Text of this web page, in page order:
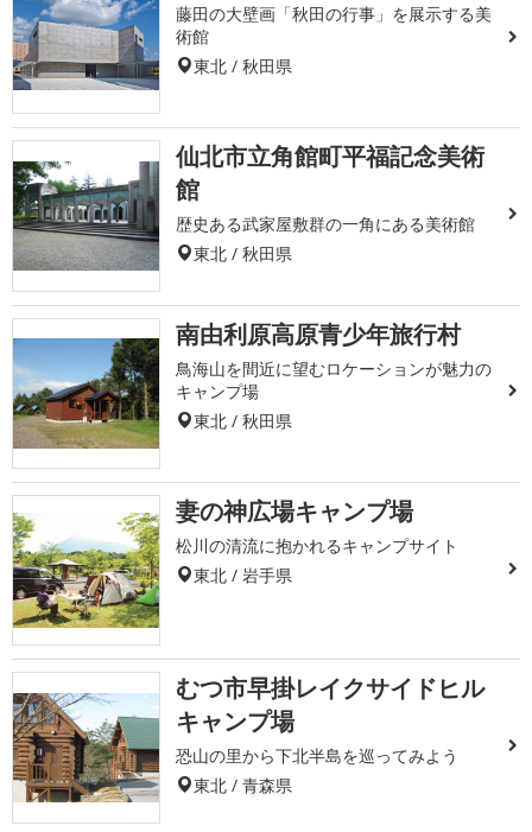
藤田の大壁画「秋田の行事」を展示する美
術館
東北 / 秋田県
仙北市立角館町平福記念美術
館
歴史ある武家屋敷群の一角にある美術館
東北 / 秋田県
南由利原高原青少年旅行村
鳥海山を間近に望むロケーションが魅力の
キャンプ場
東北 / 秋田県
妻の神広場キャンプ場
松川の清流に抱かれるキャンプサイト
東北 / 岩手県
むつ市早掛レイクサイドヒル
キャンプ場
恐山の里から下北半島を巡ってみよう
東北 / 青森県